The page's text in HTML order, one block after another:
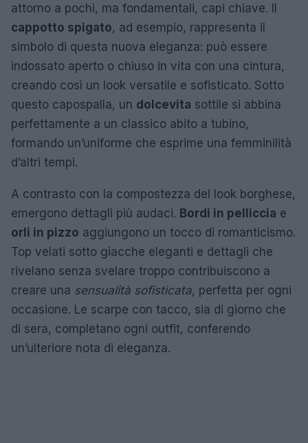
attorno a pochi, ma fondamentali, capi chiave. Il
cappotto spigato, ad esempio, rappresenta il
simbolo di questa nuova eleganza: può essere
indossato aperto o chiuso in vita con una cintura,
creando così un look versatile e sofisticato. Sotto
questo capospalla, un dolcevita sottile si abbina
perfettamente a un classico abito a tubino,
formando un’uniforme che esprime una femminilità
d’altri tempi.
A contrasto con la compostezza del look borghese,
emergono dettagli più audaci. Bordi in pelliccia e
orli in pizzo aggiungono un tocco di romanticismo.
Top velati sotto giacche eleganti e dettagli che
rivelano senza svelare troppo contribuiscono a
creare una sensualità sofisticata, perfetta per ogni
occasione. Le scarpe con tacco, sia di giorno che
di sera, completano ogni outfit, conferendo
un’ulteriore nota di eleganza.